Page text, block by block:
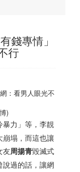
錢專情」
行
)
力」等，李靚
塌，而這也讓
友周揚青毀滅式
過的話，讓網